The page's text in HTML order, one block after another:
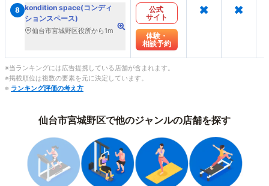
8 kondition space(コンディ
ションスペース)
仙台市宮城野区役所から1m
公式
サイト
体験・
相談予約
× ×
※当ランキングには広告提携している店舗が含まれます。
※掲載順位は複数の要素を元に決定しています。
※ ランキング評価の考え方
仙台市宮城野区で他のジャンルの店舗を探す